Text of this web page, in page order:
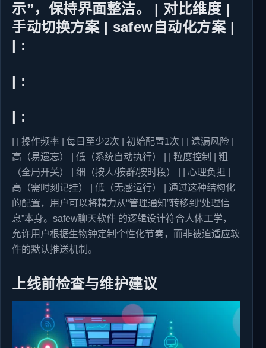
示”，保持界面整洁。 | 对比维度 |
手动切换方案 | safew自动化方案 |
| :
| :
| :
| | 操作频率 | 每日至少2次 | 初始配置1次 | | 遗漏风险 |
高（易遗忘） | 低（系统自动执行） | | 粒度控制 | 粗
（全局开关） | 细（按人/按群/按时段） | | 心理负担 |
高（需时刻记挂） | 低（无感运行） | 通过这种结构化
的配置，用户可以将精力从“管理通知”转移到“处理信
息”本身。safew聊天软件 的逻辑设计符合人体工学，
允许用户根据生物钟定制个性化节奏，而非被迫适应软
件的默认推送机制。
上线前检查与维护建议